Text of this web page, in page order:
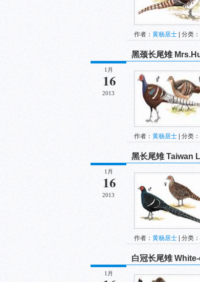
作者： 黄杨居士 | 分类：
1月
16
2013
黑颈长尾雉
作者： 黄杨居士 | 分类：
1月
16
2013
黑长尾雉 Taiwan
作者： 黄杨居士 | 分类：
1月
白冠长尾雉